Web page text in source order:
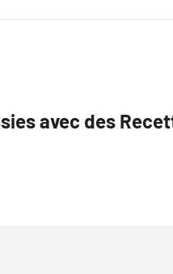
avec des